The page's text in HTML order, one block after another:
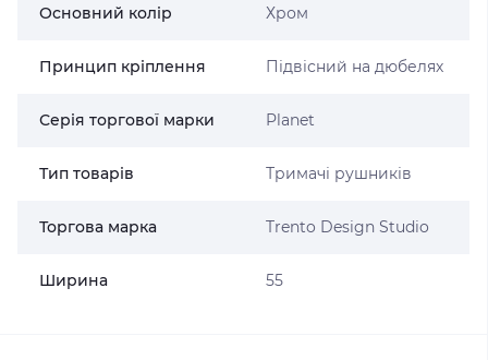
Основний колір Хром
Принцип кріплення Підвісний на дюбелях
Серія торгової марки Planet
Тип товарів Тримачі рушників
Торгова марка Trento Design Studio
Ширина 55